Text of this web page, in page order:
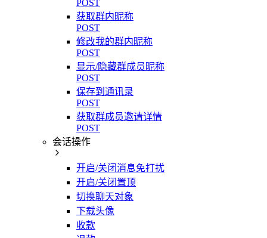
POST
获取群内昵称
POST
修改我的群内昵称
POST
显示/隐藏群成员昵称
POST
保存到通讯录
POST
获取群成员邀请详情
POST
会话操作
开启/关闭消息免打扰
开启/关闭置顶
切换聊天对象
下载头像
收款